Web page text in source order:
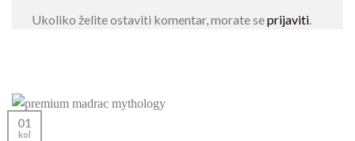
Ukoliko želite ostaviti komentar, morate seprijaviti.
01
kol